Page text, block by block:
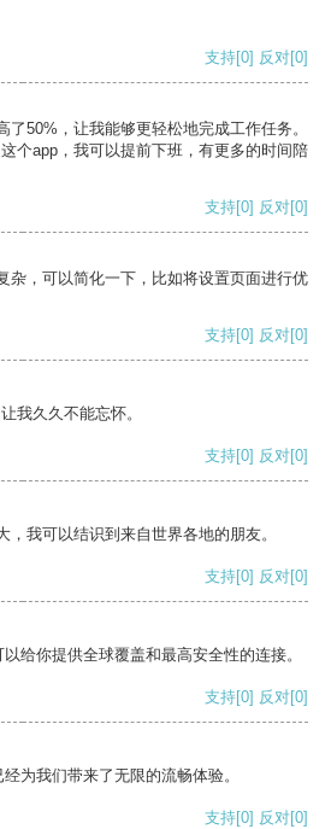
支持[0] 反对[0]
了50%，让我能够更轻松地完成工作任务。
个app，我可以提前下班，有更多的时间陪
支持[0] 反对[0]
杂，可以简化一下，比如将设置页面进行优
支持[0] 反对[0]
我久久不能忘怀。
支持[0] 反对[0]
，我可以结识到来自世界各地的朋友。
支持[0] 反对[0]
给你提供全球覆盖和最高安全性的连接。
支持[0] 反对[0]
为我们带来了无限的流畅体验。
支持[0] 反对[0]